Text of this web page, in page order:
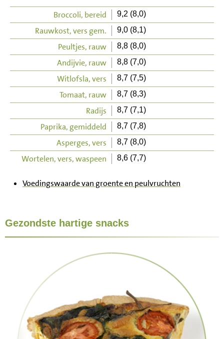
Broccoli, bereid 9,2 (8,0)
Rauwkost, vers gem. 9,0 (8,1)
Peultjes, rauw 8,8 (8,0)
Andijvie, rauw 8,8 (7,0)
Witlofsla, vers 8,7 (7,5)
Tomaat, rauw 8,7 (8,3)
Radijs 8,7 (7,1)
Paprika, gemiddeld 8,7 (7,8)
Asperges, vers 8,7 (8,0)
Wortelen, vers, waspeen 8,6 (7,7)
Voedingswaarde van groente en peulvruchten
Gezondste hartige snacks